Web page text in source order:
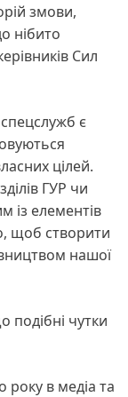
змови,
нібито
Сил
спецслужб є
цілей.
ГУР чи
із елементів
щоб створити
нашої
подібні чутки
року в медіа та